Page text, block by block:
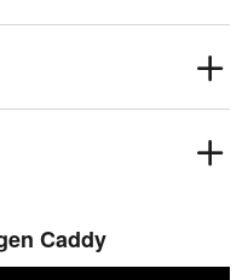
Caddy